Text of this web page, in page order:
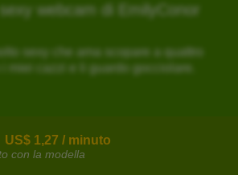
webcam di EmilyConor
sexy che ama scopare a quattro
i miei cazzi e li guardo gocciolare.
US$ 1,27 / minuto
con la modella